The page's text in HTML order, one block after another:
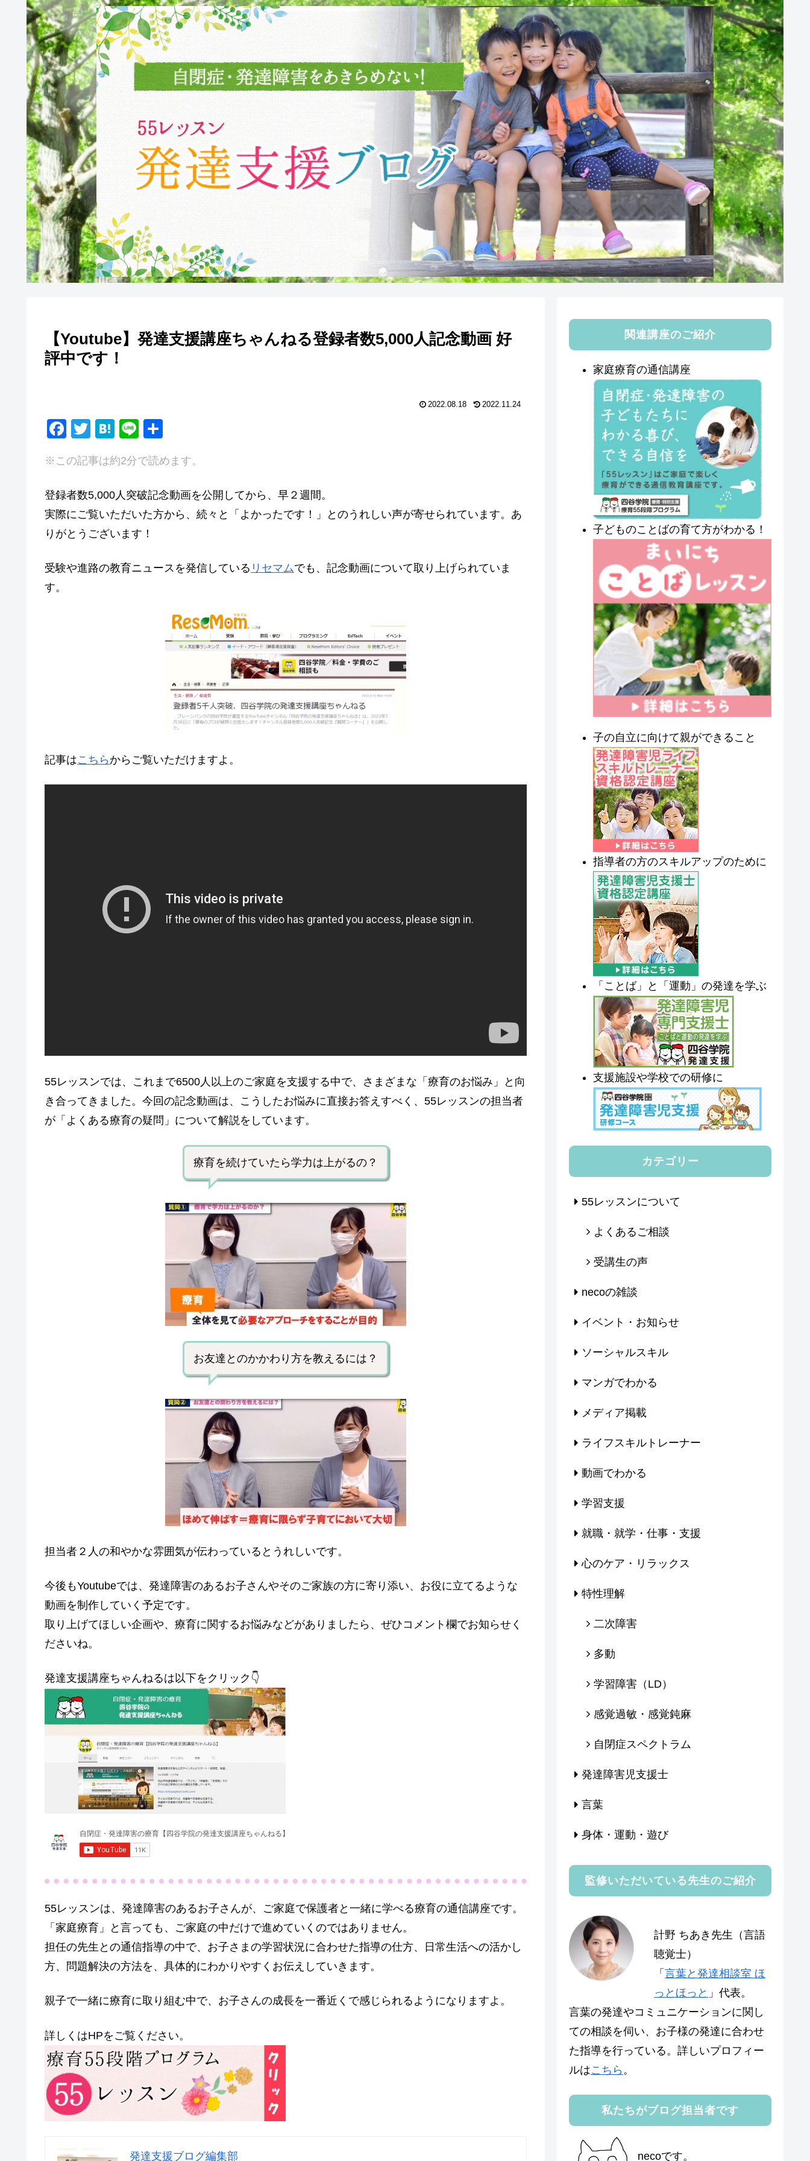
【Youtube】発達支援講座ちゃんねる登録者数5,000人記念動画 好
評中です！
2022.08.18 2022.11.24
F
c
e
b
o
o
k
T
tt
er
H
e
n
a
Li
e
※この記事は約2分で読めます。
登録者数5,000人突破記念動画を公開してから、早２週間。
実際にご覧いただいた方から、続々と「よかったです！」とのうれしい声が寄せられています。あ
りがとうございます！
受験や進路の教育ニュースを発信している リセマムでも、記念動画について取り上げられていま
す。
記事はこちらからご覧いただけますよ。
55レッスンでは、これまで6500人以上のご家庭を支援する中で、さまざまな「療育のお悩み」と向
き合ってきました。 今回の記念動画は、こうしたお悩みに直接お答えすべく、55レッスンの担当者
が「よくある療育の疑問」について解説をしています。
療育を続けていたら学力は上がるの？
お友達とのかかわり方を教えるには？
担当者２人の和やかな雰囲気が伝わっているとうれしいです。
今後もYoutubeでは、発達障害のあるお子さんやそのご家族の方に寄り添い、お役に立てるような
動画を制作していく予定です。
取り上げてほしい企画や、療育に関するお悩みなどがありましたら、ぜひコメント欄でお知らせく
ださいね。
発達支援講座ちゃんねるは以下をクリック👇
55レッスンは、発達障害のあるお子さんが、ご家庭で保護者と一緒に学べる療育の通信講座です。
「家庭療育」と言っても、ご家庭の中だけで進めていくのではありません。
担任の先生との通信指導の中で、お子さまの学習状況に合わせた指導の仕方、日常生活への活かし
方、問題解決の方法を、具体的にわかりやすくお伝えしていきます。
親子で一緒に療育に取り組む中で、お子さんの成長を一番近くで感じられるようになりますよ。
詳しくはHPをご覧ください。
発達支援ブログ編集部
関連講座のご紹介
家庭療育の通信講座
子どものことばの育て方がわかる！
子の自立に向けて親ができること
指導者の方のスキルアップのために
「ことば」と「運動」の発達を学ぶ
支援施設や学校での研修に
カテゴリー
55レッスンについて
よくあるご相談
受講生の声
necoの雑談
イベント・お知らせ
ソーシャルスキル
マンガでわかる
メディア掲載
ライフスキルトレーナー
動画でわかる
学習支援
就職・就学・仕事・支援
心のケア・リラックス
特性理解
二次障害
多動
学習障害（LD）
感覚過敏・感覚鈍麻
自閉症スペクトラム
発達障害児支援士
言葉
身体・運動・遊び
監修いただいている先生のご紹介
計野 ちあき先生（言語
聴覚士）
「 言葉と発達相談室 ほ
っとほっと 」代表。
言葉の発達やコミュニケーションに関し
ての相談を伺い、お子様の発達に合わせ
た指導を行っている。詳しいプロフィー
ルはこちら 。
私たちがブログ担当者です
necoです。